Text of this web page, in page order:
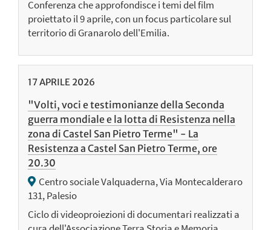
Conferenza che approfondisce i temi del film
proiettato il 9 aprile, con un focus particolare sul
territorio di Granarolo dell'Emilia.
17APRILE 2026
"Volti, voci e testimonianze della Seconda
guerra mondiale e la lotta di Resistenza nella
zona di Castel San Pietro Terme" - La
Resistenza a Castel San Pietro Terme, ore
20.30
Centro sociale Valquaderna, Via Montecalderaro
131, Palesio
Ciclo di videoproiezioni di documentari realizzati a